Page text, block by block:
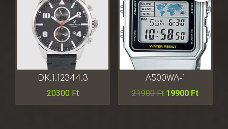
DK.1.12344.3
20300 Ft
A500WA-1
21900Ft 19900 Ft